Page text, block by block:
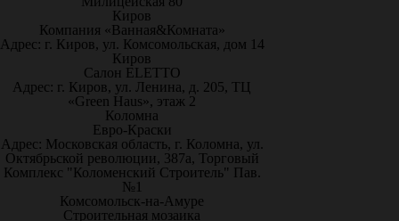
Киров
Компания «Ванная&Комната»
Адрес: г. Киров, ул. Комсомольская, дом 14
Киров
Салон ELETTO
Адрес: г. Киров, ул. Ленина, д. 205, ТЦ
«Green Haus», этаж 2
Коломна
Евро-Краски
Адрес: Московская область, г. Коломна, ул.
Октябрьской революции, 387а, Торговый
Комплекс "Коломенский Строитель" Пав.
№1
Комсомольск-на-Амуре
Строительная мозаика